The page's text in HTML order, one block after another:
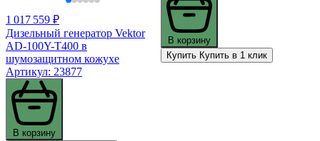
1 017 559 ₽
Дизельный генератор Vektor
AD-100Y-T400 в
шумозащитном кожухе
Артикул: 23877
В корзину
В корзину
Купить Купить в 1 клик